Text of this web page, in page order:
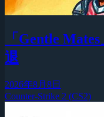
「Gentle
退
2026年8月8日
Counter-Strike 2 (CS2)